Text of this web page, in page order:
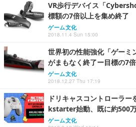
VR歩行デバイス「
標額の7倍以上を集め終了
ゲーム文化
2018.11.4 Sun 15:00
世界初の性能強化「ゲー
がまもなく終了ー目標の7
ゲーム文化
2018.12.27 Thu 17:19
ドリキャスコントローラ
kstarter始動、既に約500
ゲーム文化